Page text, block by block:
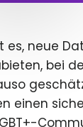
es, neue
bei
einen